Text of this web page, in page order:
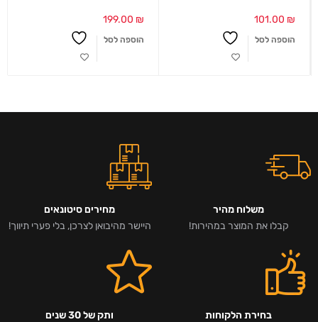
101.00 ₪
הוספה לסל
199.00 ₪
הוספה לסל
משלוח מהיר
קבלו את המוצר במהירות!
מחירים סיטונאים
היישר מהיבואן לצרכן, בלי פערי תיווך!
בחירת הלקוחות
ותק של 30 שנים